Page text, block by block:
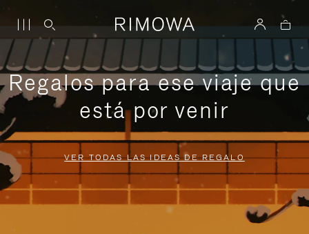
Regalos para ese viaje que
está por venir
VER TODAS LAS IDEAS DE REGALO